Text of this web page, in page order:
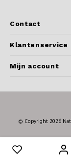
Contact
Klantenservice
Mijn account
© Copyright 2026
Vergelijk